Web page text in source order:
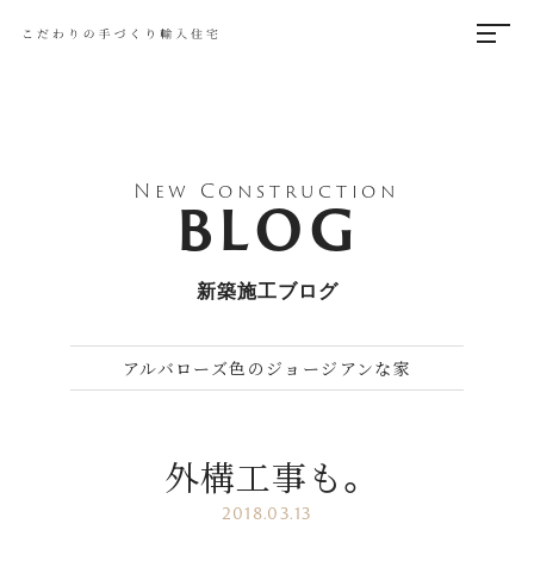
New Construction
BLOG
新築施工ブログ
アルバローズ色のジョージアンな家
外構工事も。
2018.03.13